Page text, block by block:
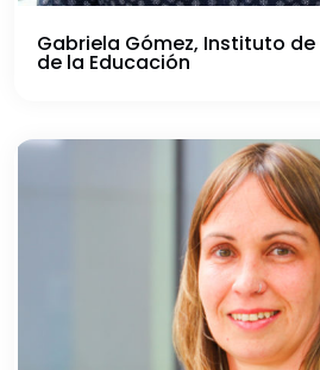
Gabriela Gómez, Instituto
de la Educación